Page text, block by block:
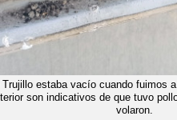
estaba vacío cuando fuimos
son indicativos de que tuvo
volaron.